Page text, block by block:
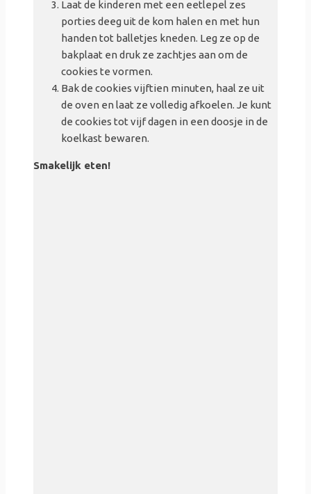
Laat de kinderen met een eetlepel zes
porties deeg uit de kom halen en met hun
handen tot balletjes kneden. Leg ze op de
bakplaat en druk ze zachtjes aan om de
cookies te vormen.
Bak de cookies vijftien minuten, haal ze uit
de oven en laat ze volledig afkoelen. Je kunt
de cookies tot vijf dagen in een doosje in de
koelkast bewaren.
Smakelijk eten!